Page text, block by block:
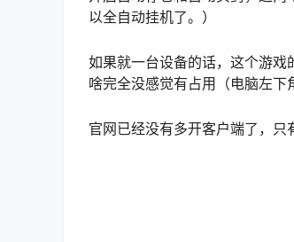
以全自动挂机了。）
如果就一台设备的话，这个游
啥完全没感觉有占用（电脑左下
官网已经没有多开客户端了，只